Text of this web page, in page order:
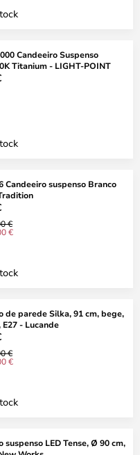
Candeeiro Suspenso
Titanium - LIGHT-POINT
Candeeiro suspenso Branco
€
€
de parede Silka, 91 cm, bege,
- Lucande
€
€
suspenso LED Tense, Ø 90 cm,